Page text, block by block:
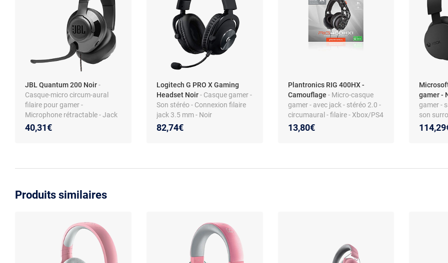
JBL Quantum 200 Noir-
Casque-micro circum-aural
filaire pour gamer -
Microphone rétractable - Jack
3.5 mm - Compatible PC / Mac
/ Consoles / Mobiles
40,31€
Logitech G PRO X Gaming
Headset Noir- Casque gamer -
Son stéréo - Connexion filaire
jack 3.5 mm - Noir
82,74€
Plantronics RIG 400HX -
Camouflage - Micro-casque
gamer - avec jack - stéréo 2.0 -
circumaural - filaire - Xbox/PS4
13,80€
gamer -
gamer -
son
Xbox
Produits similaires